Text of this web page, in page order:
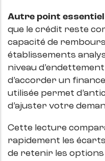
Autre point essentiel
que le crédit reste
capacité de
établissements
niveau
d’accorder un
utilisée permet
d’ajuster votre
Cette lecture
rapidement les
de retenir les